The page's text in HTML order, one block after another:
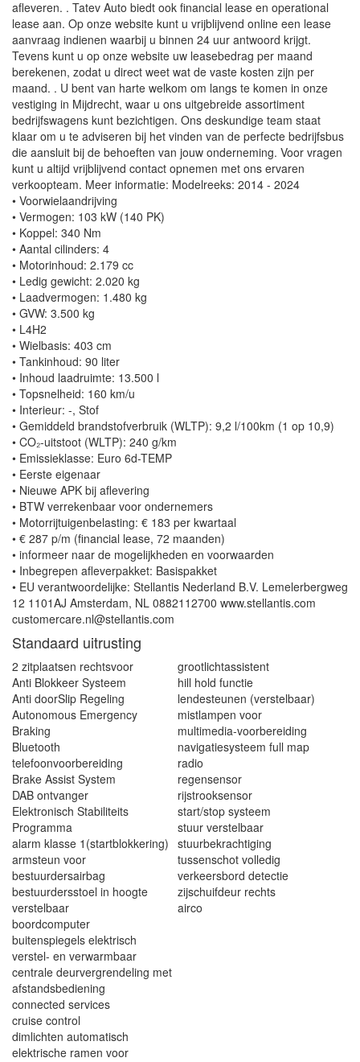
afleveren. . Tatev Auto biedt ook financial lease en operational
lease aan. Op onze website kunt u vrijblijvend online een lease
aanvraag indienen waarbij u binnen 24 uur antwoord krijgt.
Tevens kunt u op onze website uw leasebedrag per maand
berekenen, zodat u direct weet wat de vaste kosten zijn per
maand. . U bent van harte welkom om langs te komen in onze
vestiging in Mijdrecht, waar u ons uitgebreide assortiment
bedrijfswagens kunt bezichtigen. Ons deskundige team staat
klaar om u te adviseren bij het vinden van de perfecte bedrijfsbus
die aansluit bij de behoeften van jouw onderneming. Voor vragen
kunt u altijd vrijblijvend contact opnemen met ons ervaren
verkoopteam. Meer informatie: Modelreeks: 2014 - 2024
• Voorwielaandrijving
• Vermogen: 103 kW (140 PK)
• Koppel: 340 Nm
• Aantal cilinders: 4
• Motorinhoud: 2.179 cc
• Ledig gewicht: 2.020 kg
• Laadvermogen: 1.480 kg
• GVW: 3.500 kg
• L4H2
• Wielbasis: 403 cm
• Tankinhoud: 90 liter
• Inhoud laadruimte: 13.500 l
• Topsnelheid: 160 km/u
• Interieur: -, Stof
• Gemiddeld brandstofverbruik (WLTP): 9,2 l/100km (1 op 10,9)
• CO₂-uitstoot (WLTP): 240 g/km
• Emissieklasse: Euro 6d-TEMP
• Eerste eigenaar
• Nieuwe APK bij aflevering
• BTW verrekenbaar voor ondernemers
• Motorrijtuigenbelasting: € 183 per kwartaal
• € 287 p/m (financial lease, 72 maanden)
• informeer naar de mogelijkheden en voorwaarden
• Inbegrepen afleverpakket: Basispakket
• EU verantwoordelijke: Stellantis Nederland B.V. Lemelerbergweg
12 1101AJ Amsterdam, NL 0882112700 www.stellantis.com
customercare.nl@stellantis.com
Standaard uitrusting
2 zitplaatsen rechtsvoor
Anti Blokkeer Systeem
Anti doorSlip Regeling
Autonomous Emergency
Braking
Bluetooth
telefoonvoorbereiding
Brake Assist System
DAB ontvanger
Elektronisch Stabiliteits
Programma
alarm klasse 1(startblokkering)
armsteun voor
bestuurdersairbag
bestuurdersstoel in hoogte
verstelbaar
boordcomputer
buitenspiegels elektrisch
verstel- en verwarmbaar
centrale deurvergrendeling met
afstandsbediening
connected services
cruise control
dimlichten automatisch
elektrische ramen voor
grootlichtassistent
hill hold functie
lendesteunen (verstelbaar)
mistlampen voor
multimedia-voorbereiding
navigatiesysteem full map
radio
regensensor
rijstrooksensor
start/stop systeem
stuur verstelbaar
stuurbekrachtiging
tussenschot volledig
verkeersbord detectie
zijschuifdeur rechts
airco